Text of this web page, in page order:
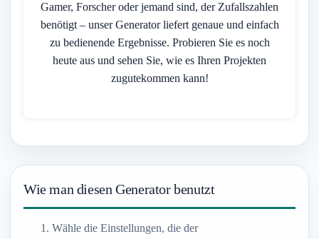
Gamer, Forscher oder jemand sind, der Zufallszahlen
benötigt – unser Generator liefert genaue und einfach
zu bedienende Ergebnisse. Probieren Sie es noch
heute aus und sehen Sie, wie es Ihren Projekten
zugutekommen kann!
Wie man diesen Generator benutzt
Wähle die Einstellungen, die der